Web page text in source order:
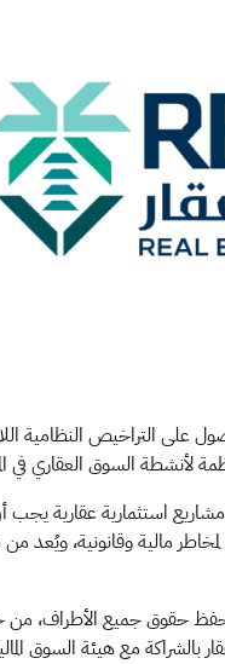
على التراخيص النظامية
لأنشطة السوق العقاري في
مشاريع استثمارية عقارية
مالية وقانونية، ويُعد
حفظ حقوق جميع الأطراف،
مع هيئة السوق